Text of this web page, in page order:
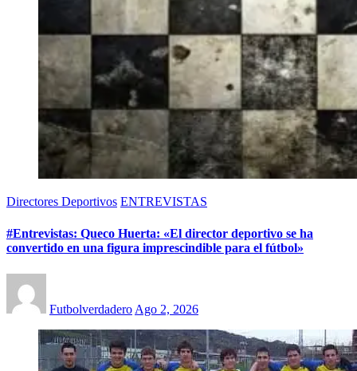
Directores Deportivos ENTREVISTAS
#Entrevistas: Queco Huerta: «El director deportivo se ha
convertido en una figura imprescindible para el fútbol»
Futbolverdadero Ago 2, 2026